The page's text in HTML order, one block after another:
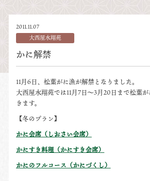
2011.11.07
大西屋水翔苑
かに解禁
11月6日、松葉がに漁が解禁となりました。
大西屋水翔苑では11月7日～3月20日まで松葉
きます。
【冬のプラン】
かに会席（しおさい会席）
かにすき料理（かにすき会席）
かにのフルコース（かにづくし）